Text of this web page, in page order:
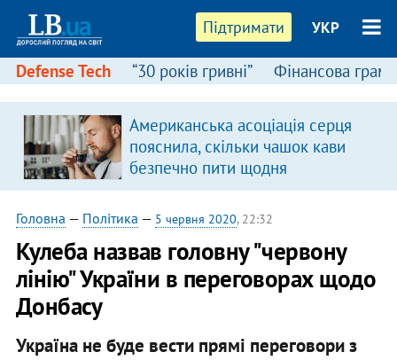
Підтримати УКР
Defense Tech “30 років гривні” Фінансова
Американська асоціація серця
пояснила, скільки чашок кави
безпечно пити щодня
Головна — Політика — 5 червня 2020, 22:32
Кулеба назвав головну "червону
лінію" України в переговорах щодо
Донбасу
Україна не буде вести прямі переговори з